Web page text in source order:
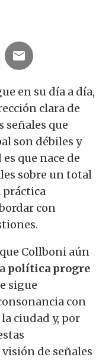
en su día a día,
clara de
señales que
son débiles y
que nace de
sobre un total
práctica
con
Collboni aún
política progre
sigue
con
ciudad y, por
de señales